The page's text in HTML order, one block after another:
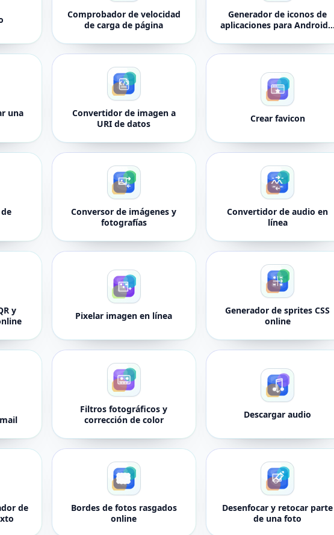
Comprobador de velocidad
de carga de página
Generador de iconos de
aplicaciones para Android
una
Convertidor de imagen a
URI de datos
Crear favicon
Conversor de imágenes y
fotografías
Convertidor de audio en
línea
y
Pixelar imagen en línea
Generador de sprites CSS
online
Filtros fotográficos y
corrección de color
Descargar audio
de
Bordes de fotos rasgados
online
Desenfocar y retocar parte
de una foto